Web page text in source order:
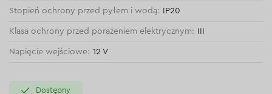
Stopień ochrony przed pyłem i wodą: IP20
Klasa ochrony przed porażeniem elektrycznym:
Napięcie wejściowe: 12 V
Dostępny